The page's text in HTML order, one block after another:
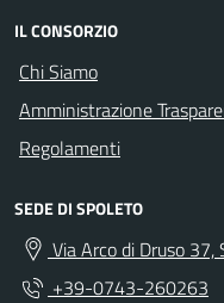
IL CONSORZIO
Chi Siamo
Amministrazione
Regolamenti
SEDE DI SPOLETO
Via Arco di Druso
+39-0743-260263